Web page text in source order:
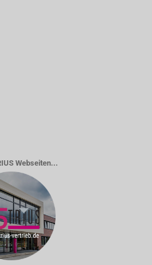
Webseiten...